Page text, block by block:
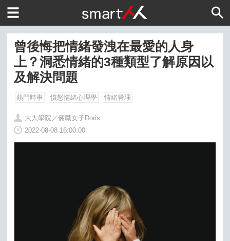
曾後悔把情緒發洩在最愛的人身
上？洞悉情緒的3種類型了解原因以
及解決問題
熱門時事 憤怒情緒心理學 情緒管理
大大學院／倆職女子Doris
2022-08-08 16:00:00